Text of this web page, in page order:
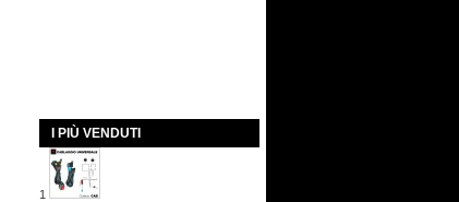
I PIÙ VENDUTI
1